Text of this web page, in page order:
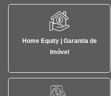
Home Equity | Garantia de
Imóvel